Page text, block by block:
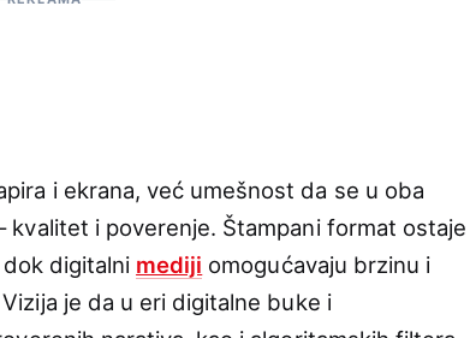
i ekrana, već umešnost da se u oba
i poverenje. Štampani format ostaje
digitalni mediji omogućavaju brzinu i
je da u eri digitalne buke i